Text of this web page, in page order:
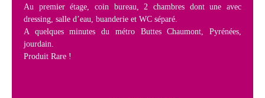
Au premier étage, coin bureau, 2 chambres dont une avec
dressing, salle d’eau, buanderie et WC séparé.
A quelques minutes du métro Buttes Chaumont, Pyrénées,
jourdain.
Produit Rare !